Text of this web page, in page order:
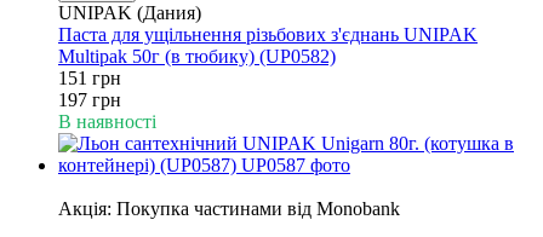
UNIPAK (Дания)
Паста для ущільнення різьбових з'єднань UNIPAK
Multipak 50г (в тюбику) (UP0582)
151 грн
197 грн
В наявності
Акція: Покупка частинами від Monobank